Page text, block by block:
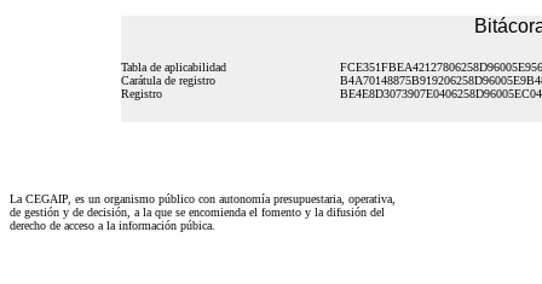
Tabla de aplicabilidad
Carátula de registro
Registro
La CEGAIP, es un organismo público con autonomía presupuestaria, operativa,
de gestión y de decisión, a la que se encomienda el fomento y la difusión del
derecho de acceso a la información púbica.